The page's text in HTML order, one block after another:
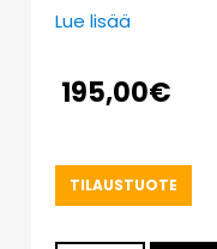
Lue lisää
195,00€
TILAUSTUOTE